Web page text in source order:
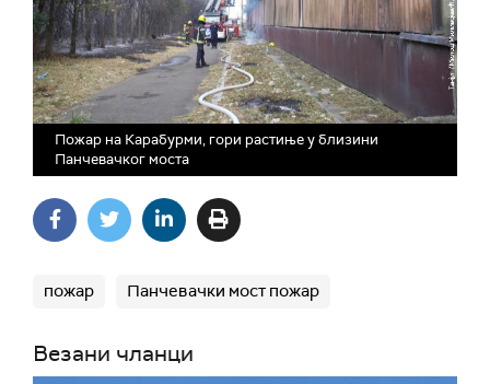
Пожар на Карабурми, гори растиње у близини
Панчевачког моста
пожар Панчевачки мост пожар
Везани чланци